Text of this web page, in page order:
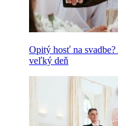
Opitý hosť na
veľký deň